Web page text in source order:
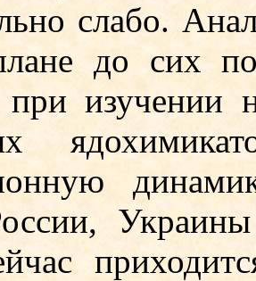
слабо.
до сих
изучении